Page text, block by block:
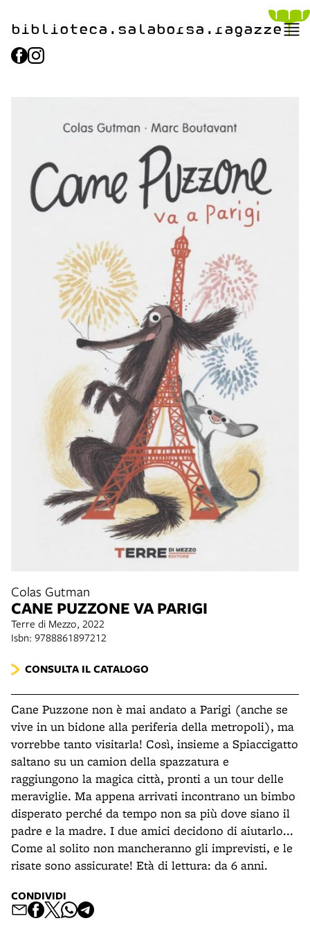
biblioteca.​salaborsa.ragazze
Colas Gutman
CANE PUZZONE VA PARIGI
Terre di Mezzo, 2022
Isbn: 9788861897212
CONSULTA IL CATALOGO
Cane Puzzone non è mai andato a Parigi (anche se
vive in un bidone alla periferia della metropoli), ma
vorrebbe tanto visitarla! Così, insieme a Spiaccigatto
saltano su un camion della spazzatura e
raggiungono la magica città, pronti a un tour delle
meraviglie. Ma appena arrivati incontrano un bimbo
disperato perché da tempo non sa più dove siano il
padre e la madre. I due amici decidono di aiutarlo...
Come al solito non mancheranno gli imprevisti, e le
risate sono assicurate! Età di lettura: da 6 anni.
CONDIVIDI